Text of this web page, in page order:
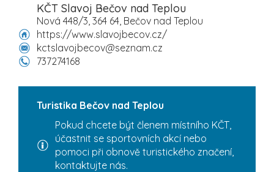
KČT Slavoj Bečov nad Teplou
Nová 448/3, 364 64, Bečov nad Teplou
https://www.slavojbecov.cz/
kctslavojbecov@seznam.cz
737274168
Turistika Bečov nad Teplou
Pokud chcete být členem místního KČT,
účastnit se sportovních akcí nebo
pomoci při obnově turistického značení,
kontaktujte nás.